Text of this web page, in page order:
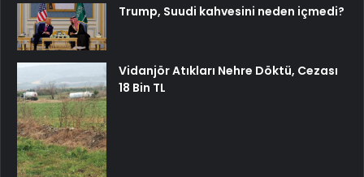
Trump, Suudi kahvesini neden içmedi?
Vidanjör Atıkları Nehre Döktü, Cezası
18 Bin TL